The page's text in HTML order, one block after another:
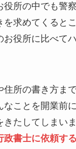
役所の中でも警
求めてくると
お役所に比べて
住所の書き方ま
なことを開業前
きたしてしまい
政書士に依頼す